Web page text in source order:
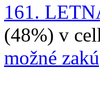
161.
(48%) v
možné